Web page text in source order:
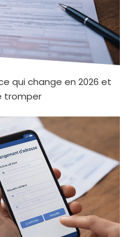
qui change en 2026 et
tromper